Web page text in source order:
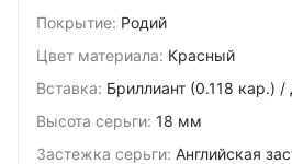
Покрытие: Родий
Цвет материала: Красный
Вставка: Бриллиант (0.118 кар.)
Высота серьги: 18 мм
Застежка серьги: Английская